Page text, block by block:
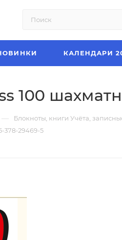
КАЛЕНДАРИ
100
— Блокноты, книги Учёта,
378-29469-5